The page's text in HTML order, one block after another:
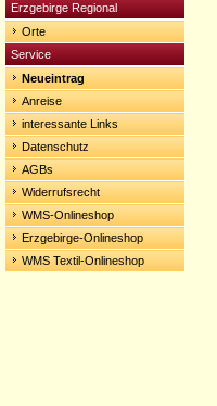
Erzgebirge Regional
Orte
Service
Neueintrag
Anreise
interessante Links
Datenschutz
AGBs
Widerrufsrecht
WMS-Onlineshop
Erzgebirge-Onlineshop
WMS Textil-Onlineshop